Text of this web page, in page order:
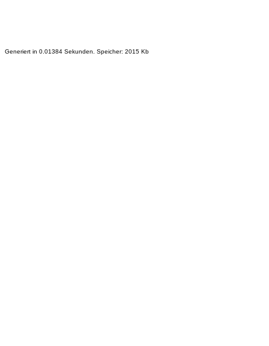
Generiert in 0.01384 Sekunden. Speicher: 2015 Kb